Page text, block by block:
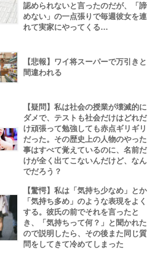
認められないと言ったのだが、「諦
めない」の一点張りで毎週彼女を連
れて実家にやってくる…
【悲報】ワイ将スーパーで万引きと
間違われる
【疑問】私は社会の授業が壊滅的に
ダメで、テストも社会だけはどれだ
け頑張って勉強しても赤点ギリギリ
だった。その歴史上の人物のやった
事はすべて覚えているのに、名前だ
けが全く出てこないんだけど、なん
でだろう？
【驚愕】私は「気持ち少なめ」とか
「気持ち多め」のような表現をよく
する。彼氏の前でそれを言ったと
き、「気持ちって何？」と聞かれた
ので説明したら、その後また同じ質
問をしてきて冷めてしまった